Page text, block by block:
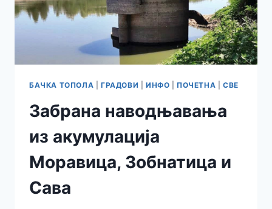
БАЧКА ТОПОЛА ГРАДОВИ ИНФО ПОЧЕТНА |СВЕ
Забрана наводњавања
из акумулација
Моравица, Зобнатица и
Сава